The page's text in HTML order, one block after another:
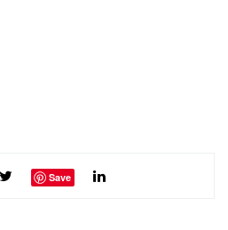
kemerahan yang meleleh…
Save